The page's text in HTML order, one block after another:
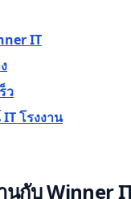
IT
ว
โรงงาน
นกับ Winner